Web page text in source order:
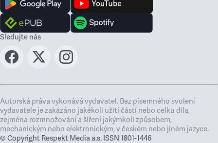
Sledujte nás
Autorská práva vykonává vydavatel. Bez písemného svolení
vydavatele je zakázáno jakékoli užití částí nebo celku díla,
zejména rozmnožování a šíření jakýmkoli způsobem,
mechanickým nebo elektronickým, v českém nebo jiném jazyce.
© Copyright Respekt Media a.s. ISSN 1801-1446